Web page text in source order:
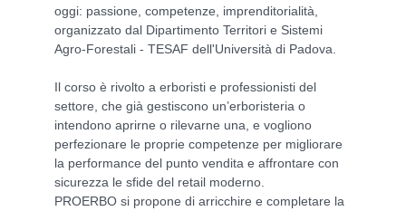
oggi: passione, competenze, imprenditorialità,
organizzato dal Dipartimento Territori e Sistemi
Agro-Forestali - TESAF dell'Università di Padova.
Il corso è rivolto a erboristi e professionisti del
settore, che già gestiscono un’erboristeria o
intendono aprirne o rilevarne una, e vogliono
perfezionare le proprie competenze per migliorare
la performance del punto vendita e affrontare con
sicurezza le sfide del retail moderno.
PROERBO si propone di arricchire e completare la